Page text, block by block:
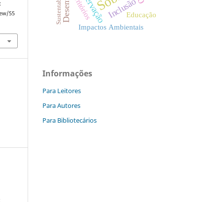
55
InclusãoEducação
Impactos Ambientais
Informações
Para Leitores
Para Autores
Para Bibliotecários